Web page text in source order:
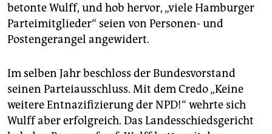
betonte Wulff, und hob hervor, „viele Hamburger
Parteimitglieder“ seien von Personen- und
Postengerangel angewidert.
Im selben Jahr beschloss der Bundesvorstand
seinen Parteiausschluss. Mit dem Credo „Keine
weitere Entnazifizierung der NPD!“ wehrte sich
Wulff aber erfolgreich. Das Landesschiedsgericht